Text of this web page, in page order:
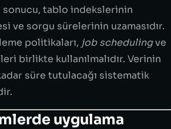
sonucu, tablo indekslerinin
ve sorgu sürelerinin uzamasıdır.
politikaları, job schedulingve
birlikte kullanılmalıdır. Verinin
süre tutulacağı sistematik
uygulama